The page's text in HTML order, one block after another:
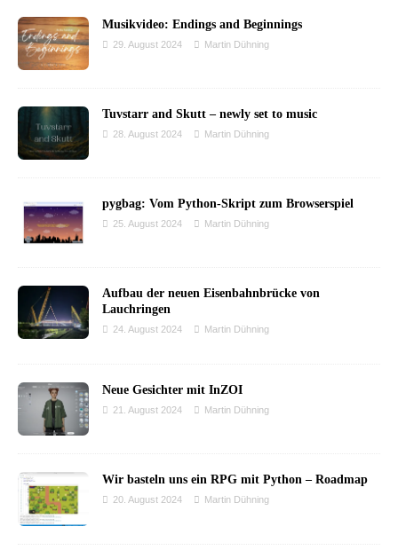
Musikvideo: Endings and Beginnings
29. August 2024 Martin Dühning
Tuvstarr and Skutt – newly set to music
28. August 2024 Martin Dühning
pygbag: Vom Python-Skript zum Browserspiel
25. August 2024 Martin Dühning
Aufbau der neuen Eisenbahnbrücke von
Lauchringen
24. August 2024 Martin Dühning
Neue Gesichter mit InZOI
21. August 2024 Martin Dühning
Wir basteln uns ein RPG mit Python – Roadmap
20. August 2024 Martin Dühning